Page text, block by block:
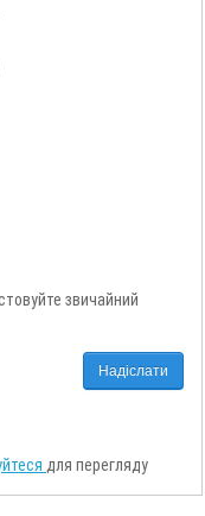
звичайний
Надіслати
для перегляду